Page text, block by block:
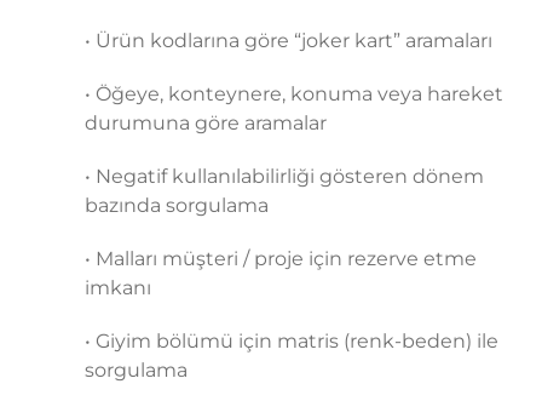
• Ürün kodlarına göre “joker kart” aramaları
• Öğeye, konteynere, konuma veya hareket
durumuna göre aramalar
• Negatif kullanılabilirliği gösteren dönem
bazında sorgulama
• Malları müşteri / proje için rezerve etme
imkanı
• Giyim bölümü için matris (renk-beden) ile
sorgulama